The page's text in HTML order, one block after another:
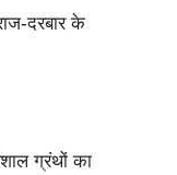
दरबार के
ग्रंथों का